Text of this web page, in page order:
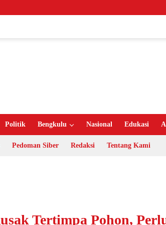
Politik Bengkulu Nasional Edukasi
Pedoman Siber Redaksi Tentang Kami
Tertimpa Pohon,